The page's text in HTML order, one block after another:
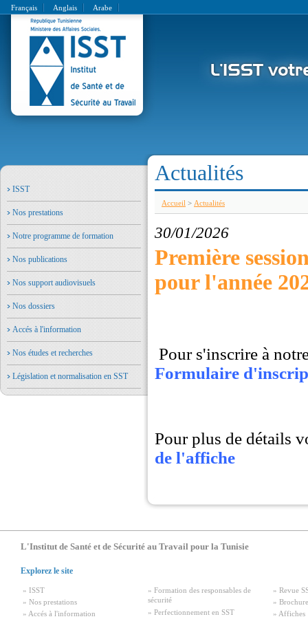
Français Anglais Arabe
ISST
Nos prestations
Notre programme de formation
Nos publications
Nos support audiovisuels
Nos dossiers
Accés à l'information
Nos études et recherches
Législation et normalisation en SST
Actualités
Accueil > Actualités
30/01/2026
Première
pour l'année
Pour s'inscrire à
Formulaire
Pour plus de détails
de l'affiche
L'Institut de Santé et de Sécurité au Travail pour la Tunisie
Explorez le site
» ISST
» Nos prestations
» Accés à l'information
» Formation des responsables de
sécurité
» Perfectionnement en SST
» Revue
»
» Affiches